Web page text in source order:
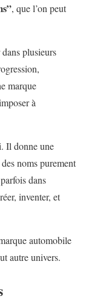
, que l’on peut
plusieurs
marque
à
Il donne une
noms purement
dans
inventer, et
automobile
autre univers.